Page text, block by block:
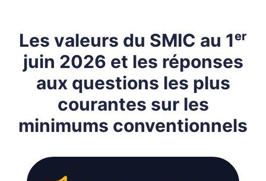
Les valeurs du SMIC au 1ᵉʳ
juin 2026 et les réponses
aux questions les plus
courantes sur les
minimums conventionnels